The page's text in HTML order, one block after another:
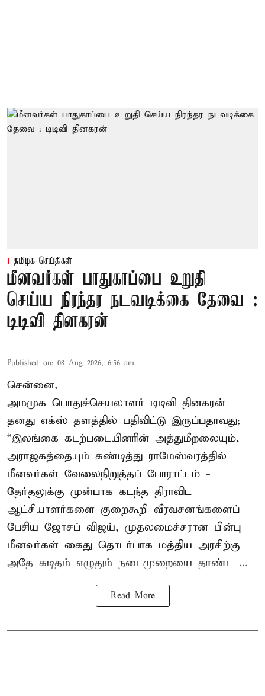
தமிழக செய்திகள்
மீனவர்கள் பாதுகாப்பை உறுதி
செய்ய நிரந்தர நடவடிக்கை தேவை :
டிடிவி தினகரன்
Published on: 08 Aug 2026, 6:56 am
சென்னை,
அமமுக பொதுச்செயலாளர் டிடிவி தினகரன்
தனது எக்ஸ் தளத்தில் பதிவிட்டு இருப்பதாவது;
“இலங்கை கடற்படையினரின் அத்துமீறலையும்,
அராஜகத்தையும் கண்டித்து ராமேஸ்வரத்தில்
மீனவர்கள் வேலைநிறுத்தப் போராட்டம் -
தேர்தலுக்கு முன்பாக கடந்த திராவிட
ஆட்சியாளர்களை குறைகூறி வீரவசனங்களைப்
பேசிய ஜோசப் விஜய், முதலமைச்சரான பின்பு
மீனவர்கள் கைது தொடர்பாக மத்திய அரசிற்கு
அதே கடிதம் எழுதும் நடைமுறையை தாண்ட ...
Read More